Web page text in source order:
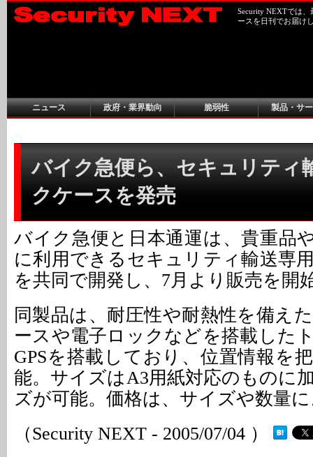
Security NEXTでは
ースを日刊でお届け
ニュース 政府・業界動向 脆弱性 製品・サ
バイク急便ら、セキュリティ
クケースを発売
バイク急便と日本通運は、貴重品
に利用できるセキュリティ輸送専
を共同で開発し、7月より販売を開
同製品は、耐圧性や耐熱性を備え
ースや電子ロックなどを搭載した
GPSを搭載しており、位置情報を
能。サイズはA3用紙対応のものに
ズが可能。価格は、サイズや数量
（Security NEXT - 2005/07/04 ）